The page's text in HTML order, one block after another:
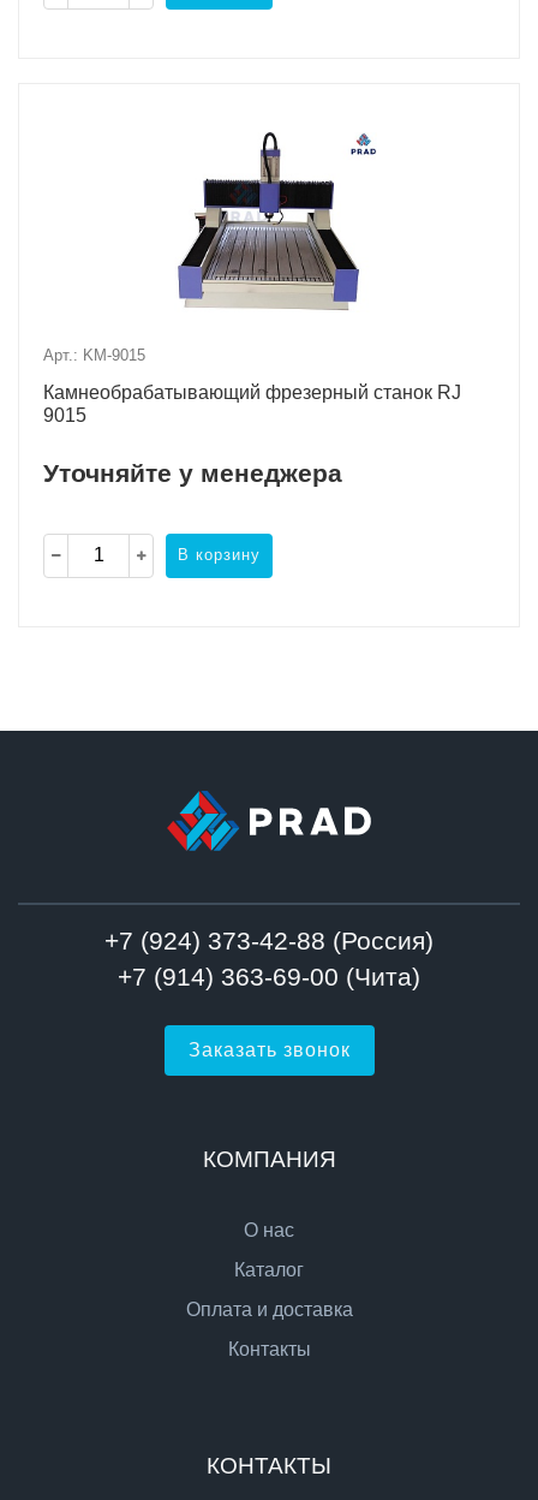
Арт.: KM-9015
Камнеобрабатывающий фрезерный станок RJ
9015
Уточняйте у менеджера
В корзину
+7 (924) 373-42-88 (Россия)
+7 (914) 363-69-00 (Чита)
Заказать звонок
КОМПАНИЯ
О нас
Каталог
Оплата и доставка
Контакты
КОНТАКТЫ